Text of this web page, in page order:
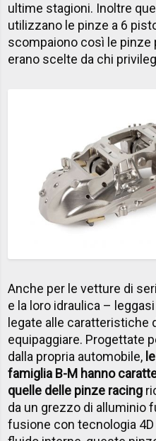
ultime stagioni. Inoltre
utilizzano le pinze a 6
scompaiono così le pinze
erano scelte da chi
Anche per le vetture di
e la loro idraulica –
legate alle caratteristiche
equipaggiare. Progettate
dalla propria automobile,
famiglia B-M hanno
quelle delle pinze racing
da un grezzo di alluminio
fusione con tecnologia